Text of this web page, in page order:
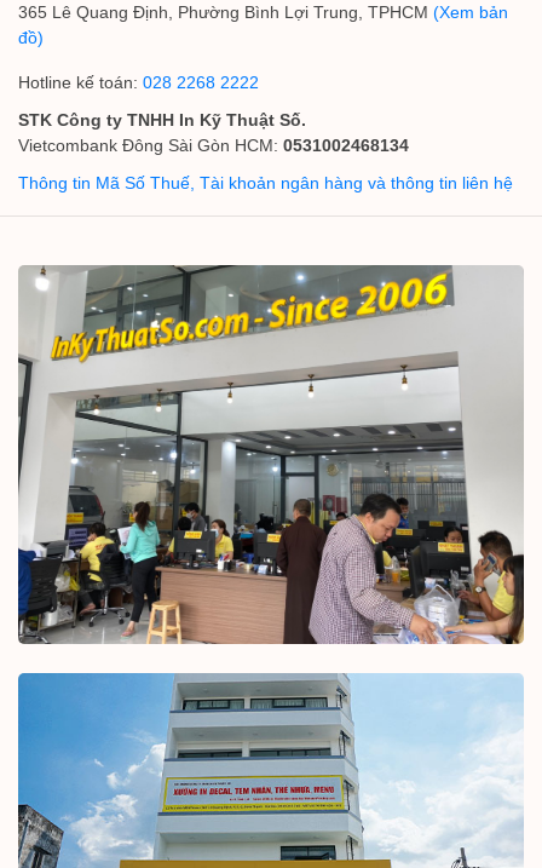
365 Lê Quang Định, Phường Bình Lợi Trung, TPHCM (Xem bản
đồ)
Hotline kế toán: 028 2268 2222
STK Công ty TNHH In Kỹ Thuật Số.
Vietcombank Đông Sài Gòn HCM: 0531002468134
Thông tin Mã Số Thuế, Tài khoản ngân hàng và thông tin liên hệ